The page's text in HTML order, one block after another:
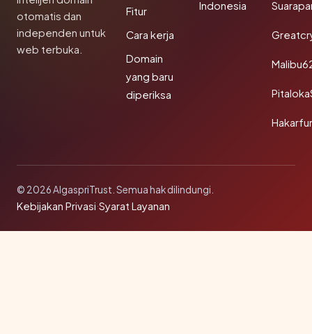
otomatis dan
independen untuk
web terbuka.
Fitur
Cara kerja
Domain
yang baru
diperiksa
Indonesia
© 2026 AlgaspriTrust. Semua hak dilindungi.
Kebijakan Privasi·Syarat Layanan